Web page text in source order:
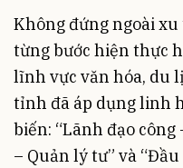
Không đứng ngoài xu
từng bước hiện thực
lĩnh vực văn hóa, du
tỉnh đã áp dụng linh
biến: “Lãnh đạo
– Quản lý tư” và